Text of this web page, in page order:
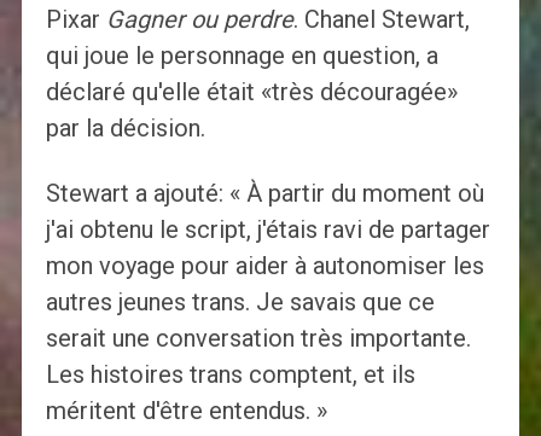
Pixar Gagner ou perdre. Chanel Stewart,
qui joue le personnage en question, a
déclaré qu'elle était «très découragée»
par la décision.
Stewart a ajouté: « À partir du moment où
j'ai obtenu le script, j'étais ravi de partager
mon voyage pour aider à autonomiser les
autres jeunes trans. Je savais que ce
serait une conversation très importante.
Les histoires trans comptent, et ils
méritent d'être entendus. »